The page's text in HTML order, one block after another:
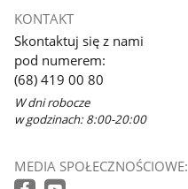
KONTAKT
Skontaktuj się z nami
pod numerem:
(68) 419 00 80
W dni robocze
w godzinach: 8:00-20:00
MEDIA SPOŁECZNOŚCIOWE: